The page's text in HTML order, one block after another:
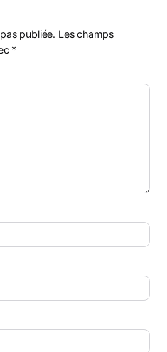
publiée. Les champs
*